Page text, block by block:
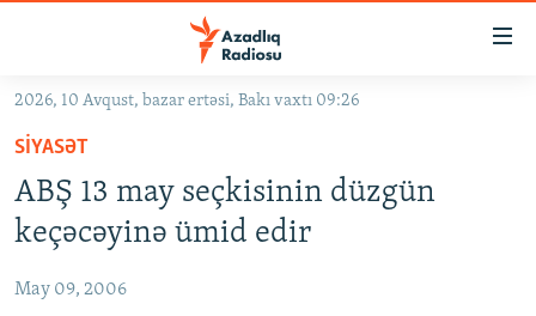
Əsas
qayıt
Əsas
naviqasiyaya
qayıt
GÜNDƏM
KORRUPSIOMETR
#ƏSLINDƏ
FƏRQƏ BAX
2026, 10 Avqust, bazar ertəsi, Bakı vaxtı 09:26
SIYASƏT
ABŞ 13 may seçkisinin düzgün
keçəcəyinə ümid edir
May 09, 2006